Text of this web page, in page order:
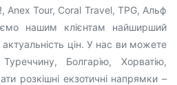
Anex Tour, Coral Travel, TPG, Альф
нашим клієнтам найширший
актуальність цін. У нас ви можете
Болгарію, Хорватію,
розкішні екзотичні напрямки –